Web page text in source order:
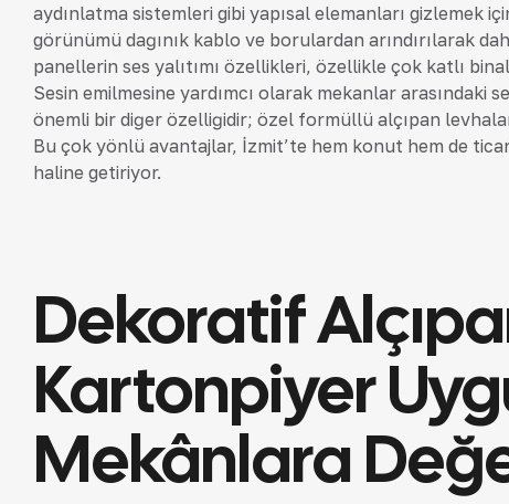
aydınlatma sistemleri gibi yapısal elemanları gizlemek
görünümü dağınık kablo ve borulardan arındırılarak
panellerin ses yalıtımı özellikleri, özellikle çok katlı
Sesin emilmesine yardımcı olarak mekanlar arasındaki
önemli bir diğer özelliğidir; özel formüllü alçıpan
Bu çok yönlü avantajlar, İzmit’te hem konut hem de
haline getiriyor.
Dekoratif
Kartonpiyer
Mekânlara